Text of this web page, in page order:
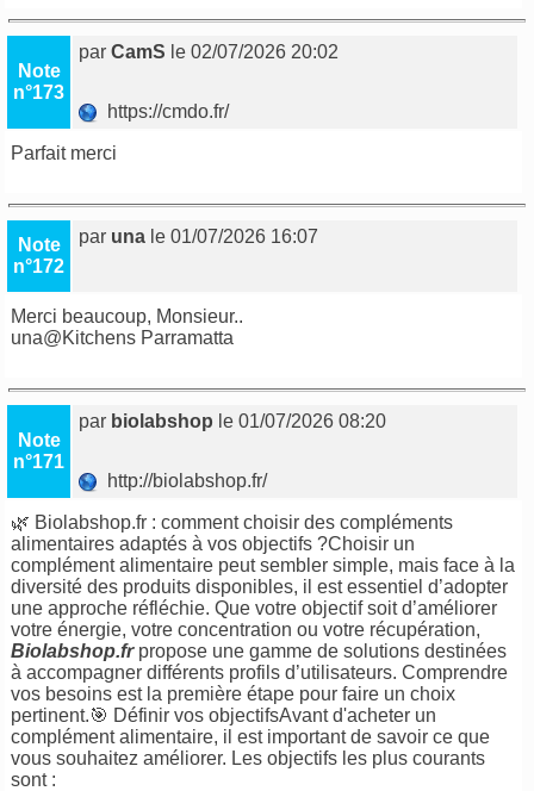
Note
n°173
parCamS le 02/07/2026 20:02
https://cmdo.fr/
Parfait merci
Note
n°172
par una le 01/07/2026 16:07
Merci beaucoup, Monsieur..
una@Kitchens Parramatta
Note
n°171
par biolabshop le 01/07/2026 08:20
http://biolabshop.fr/
🌿 Biolabshop.fr : comment choisir des compléments
alimentaires adaptés à vos objectifs ?Choisir un
complément alimentaire peut sembler simple, mais face à la
diversité des produits disponibles, il est essentiel d’adopter
une approche réfléchie. Que votre objectif soit d’améliorer
votre énergie, votre concentration ou votre récupération,
Biolabshop.frpropose une gamme de solutions destinées
à accompagner différents profils d’utilisateurs. Comprendre
vos besoins est la première étape pour faire un choix
pertinent.🎯 Définir vos objectifsAvant d'acheter un
complément alimentaire, il est important de savoir ce que
vous souhaitez améliorer. Les objectifs les plus courants
sont :